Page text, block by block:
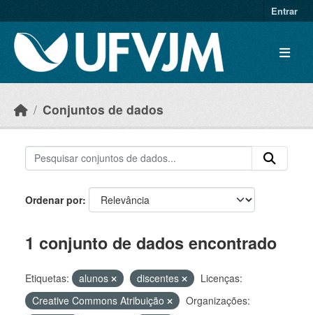
Entrar
Conjuntos de dados
Ordenar por
1 conjunto de dados encontrado
Etiquetas: alunos discentes
Licenças:
Creative Commons Atribuição
Organizações: